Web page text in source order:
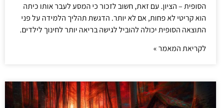
הסופית – הציון. עם זאת, חשוב לזכור כי המסע לעבר אותו כיתה
הוא קריטי לא פחות, אם לא יותר. הדגשת תהליך הלמידה על פני
התוצאה הסופית יכולה להוביל לגישה בריאה יותר לחינוך לילדים.
לקריאת המאמר »